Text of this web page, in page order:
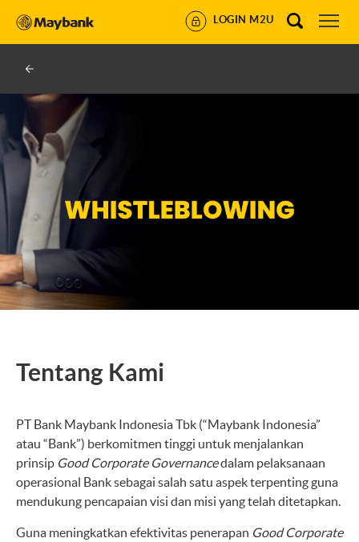
LOGIN M2U
Tentang Kami
PT Bank Maybank Indonesia Tbk (“Maybank Indonesia”
atau “Bank”) berkomitmen tinggi untuk menjalankan
prinsip Good Corporate Governancedalam pelaksanaan
operasional Bank sebagai salah satu aspek terpenting guna
mendukung pencapaian visi dan misi yang telah ditetapkan.
Guna meningkatkan efektivitas penerapan Good Corporate